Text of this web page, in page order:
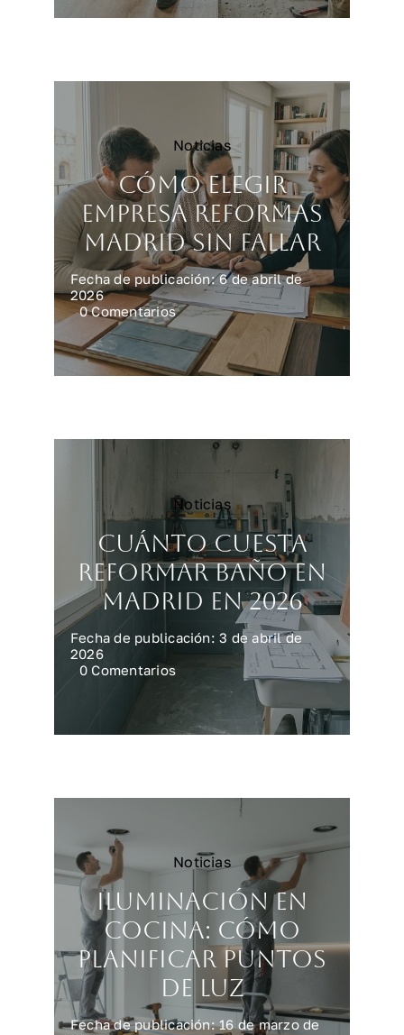
una
casa
Noticias
Cómo elegir
empresa reformas
Madrid sin fallar
Fecha de publicación: 6 de abril de
2026
0 Comentarioson
Cómo
elegir
empresa
reformas
Noticias
Cuánto cuesta
reformar baño en
Madrid en 2026
Fecha de publicación: 3 de abril de
2026
0 Comentarios
Cuánto
reformar
baño
2026
Noticias
Iluminación en
cocina: cómo
planificar puntos
de luz
Fecha de publicación: 16 de marzo de